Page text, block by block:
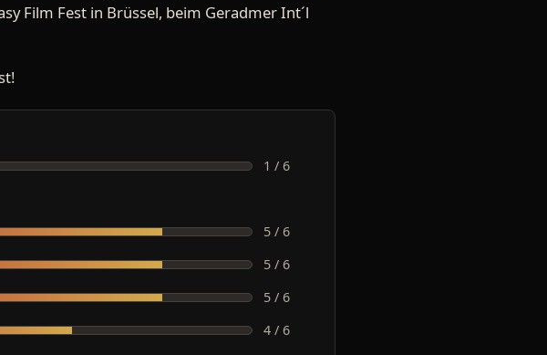
Film Fest in Brüssel, beim Geradmer Int´l
1 / 6
5 / 6
5 / 6
5 / 6
4 / 6